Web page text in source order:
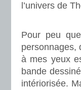
l’univers de
Pour peu
personnages,
à mes yeux
bande
intériorisée.